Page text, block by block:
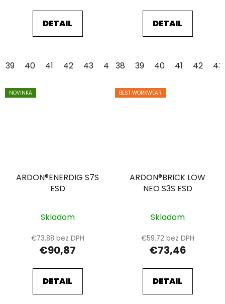
DETAIL
39 40 41 42 43 44 46 47
DETAIL
38 39 40 41 42 43
NOVINKA
ARDON®ENERDIG S7S
ESD
Skladom
€73,88 bez DPH
€90,87
DETAIL
BEST WORKWEAR
ARDON®BRICK LOW
NEO S3S ESD
Skladom
€59,72 bez DPH
€73,46
DETAIL